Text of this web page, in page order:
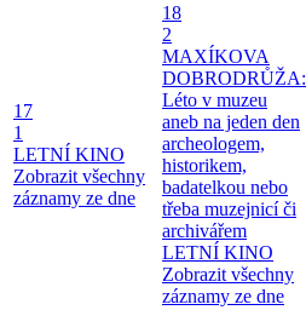
17
1
LETNÍ KINO
Zobrazit všechny
záznamy ze dne
18
2
MAXÍKOVA
DOBRODRŮŽA:
Léto v muzeu
aneb na jeden den
archeologem,
historikem,
badatelkou nebo
třeba muzejnicí či
archivářem
LETNÍ KINO
Zobrazit všechny
záznamy ze dne